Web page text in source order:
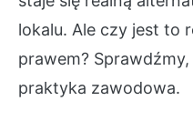
lokalu. Ale czy jest to
prawem?
praktyka zawodowa.